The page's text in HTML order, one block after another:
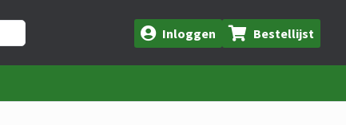
Inloggen Bestellijst